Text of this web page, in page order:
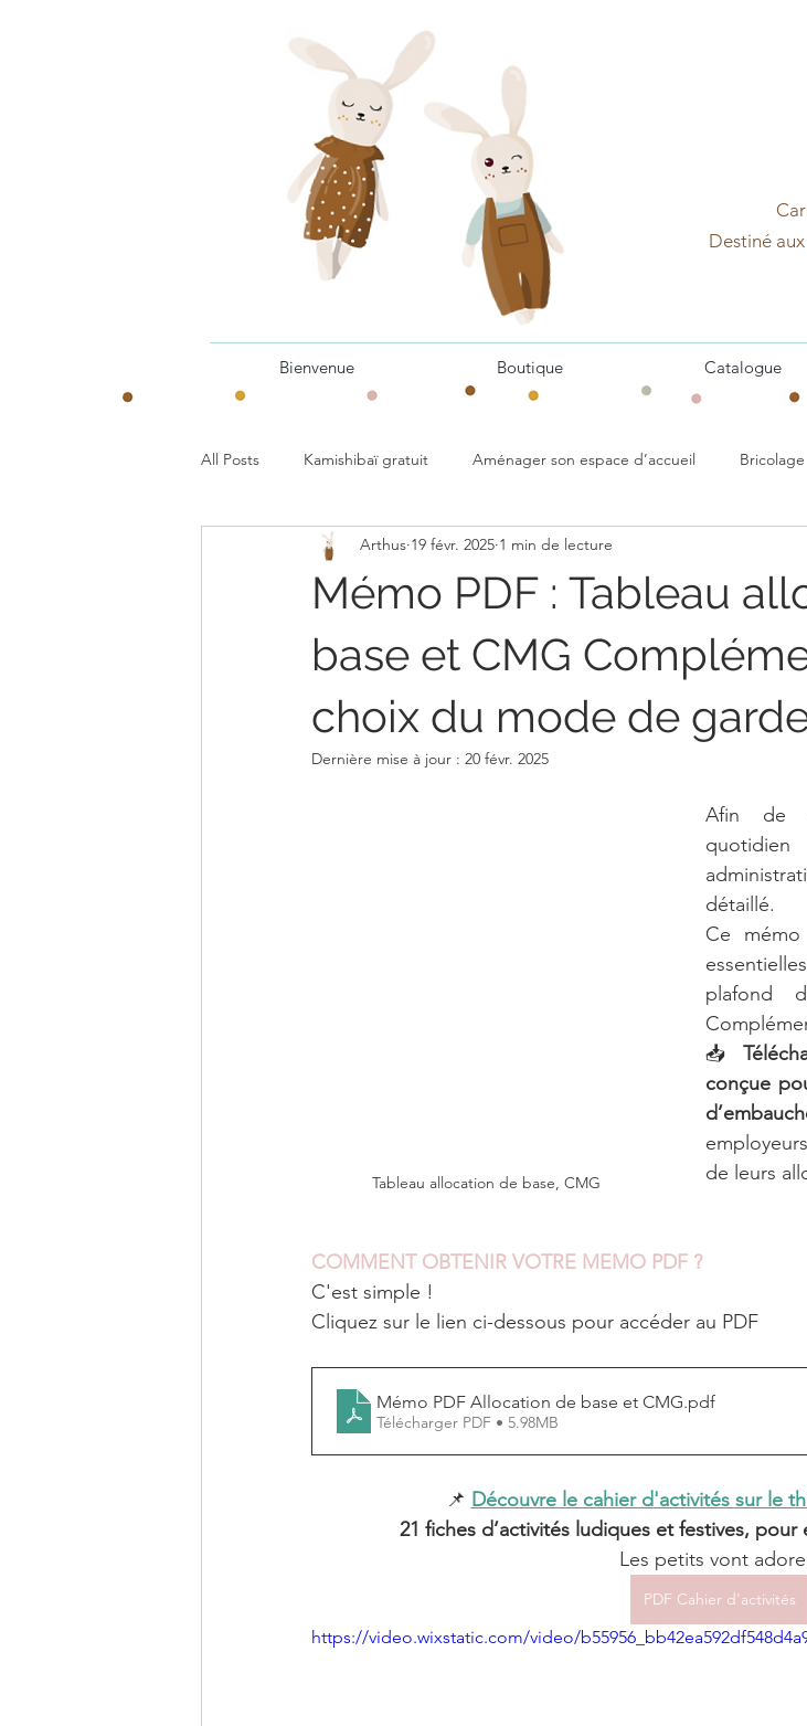
Destiné
Bienvenue Boutique Catalogue
All Posts Kamishibaï gratuit Aménager son espace d’accueil Bricolage
Organisation Assmat Souvenir Actualité Assmat
Mémo PDF : Tableau
base et CMG
choix du mode de
Arthus 19 févr. 2025 1 min de lecture
Dernière mise à jour : 20 févr. 2025
Tableau allocation de base, CMG
Afin de
détaillé.
Ce
plafond
📥
conçue
de leurs
COMMENT OBTENIR VOTRE MEMO PDF ?
C'est simple !
Cliquez sur le lien ci-dessous pour accéder au PDF
Mémo PDF Allocation de base et CMG.pdf
Télécharger PDF • 5.98MB
📌 Découvre le cahier d'activités sur le
21 fiches d’activités ludiques et festives, pour
Les petits vont
PDF Cahier d'activités
https://video.wixstatic.com/video/